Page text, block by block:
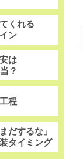
くれる
ン
は
？
程
だするな」
タイミング